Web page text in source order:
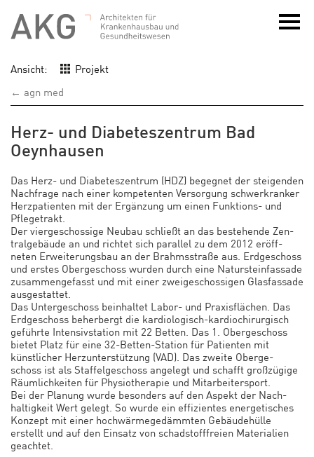
Ansicht:
Projekt
← agn med
Herz- und Diabeteszentrum Bad
Oeynhausen
Das Herz- und Diabeteszentrum (HDZ) begegnet der steigenden
Nachfrage nach einer kompetenten Versorgung schwerkranker
Herzpatienten mit der Ergänzung um einen Funktions- und
Pflegetrakt.
Der viergeschossige Neubau schließt an das bestehende Zen-
tralgebäude an und richtet sich parallel zu dem 2012 eröff-
neten Erweiterungsbau an der Brahmsstraße aus. Erdgeschoss
und erstes Obergeschoss wurden durch eine Natursteinfassade
zusammengefasst und mit einer zweigeschossigen Glasfassade
ausgestattet.
Das Untergeschoss beinhaltet Labor- und Praxisflächen. Das
Erdgeschoss beherbergt die kardiologisch-kardiochirurgisch
geführte Intensivstation mit 22 Betten. Das 1. Obergeschoss
bietet Platz für eine 32-Betten-Station für Patienten mit
künstlicher Herzunterstützung (VAD). Das zweite Oberge-
schoss ist als Staffelgeschoss angelegt und schafft großzügige
Räumlichkeiten für Physiotherapie und Mitarbeitersport.
Bei der Planung wurde besonders auf den Aspekt der Nach-
haltigkeit Wert gelegt. So wurde ein effizientes energetisches
Konzept mit einer hochwärmegedämmten Gebäudehülle
erstellt und auf den Einsatz von schadstofffreien Materialien
geachtet.